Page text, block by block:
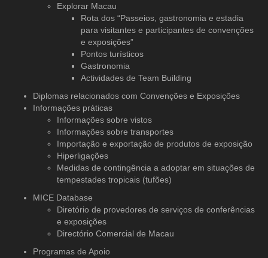
Explorar Macau
Rota dos “Passeios, gastronomia e estadia
para visitantes e participantes de convenções
e exposições”
Pontos turísticos
Gastronomia
Actividades de Team Building
Diplomas relacionados com Convenções e Exposições
Informações práticas
Informações sobre vistos
Informações sobre transportes
Importação e exportação de produtos de exposição
Hiperligações
Medidas de contingência a adoptar em situações de
tempestades tropicais (tufões)
MICE Database
Diretório de provedores de serviços de conferências
e exposições
Directório Comercial de Macau
Programas de Apoio